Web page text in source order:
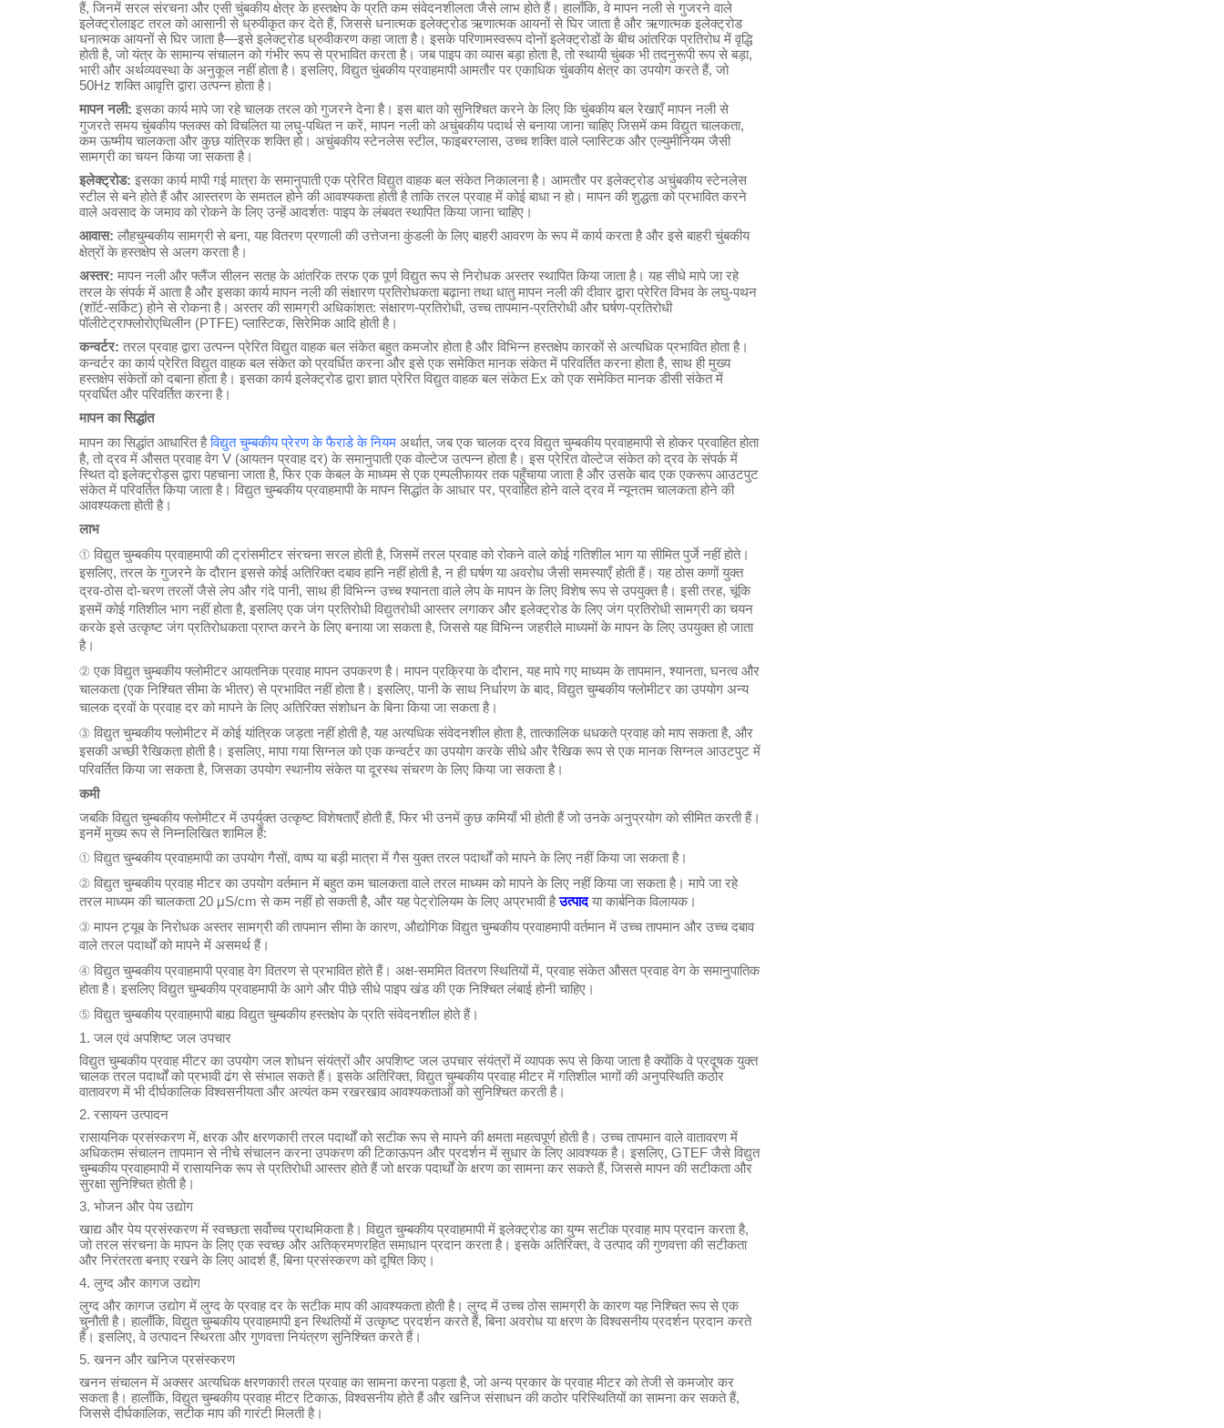
हैं, जिनमें सरल संरचना और एसी चुंबकीय क्षेत्र के हस्तक्षेप के प्रति कम संवेदनशीलता जैसे लाभ होते हैं। हालाँकि, वे मापन नली से गुजरने वाले
इलेक्ट्रोलाइट तरल को आसानी से ध्रुवीकृत कर देते हैं, जिससे धनात्मक इलेक्ट्रोड ऋणात्मक आयनों से घिर जाता है और ऋणात्मक इलेक्ट्रोड
धनात्मक आयनों से घिर जाता है—इसे इलेक्ट्रोड ध्रुवीकरण कहा जाता है। इसके परिणामस्वरूप दोनों इलेक्ट्रोडों के बीच आंतरिक प्रतिरोध में वृद्धि
होती है, जो यंत्र के सामान्य संचालन को गंभीर रूप से प्रभावित करता है। जब पाइप का व्यास बड़ा होता है, तो स्थायी चुंबक भी तदनुरूपी रूप से बड़ा,
भारी और अर्थव्यवस्था के अनुकूल नहीं होता है। इसलिए, विद्युत चुंबकीय प्रवाहमापी आमतौर पर एकाधिक चुंबकीय क्षेत्र का उपयोग करते हैं, जो
50Hz शक्ति आवृत्ति द्वारा उत्पन्न होता है।
मापन नली: इसका कार्य मापे जा रहे चालक तरल को गुजरने देना है। इस बात को सुनिश्चित करने के लिए कि चुंबकीय बल रेखाएँ मापन नली से
गुजरते समय चुंबकीय फ्लक्स को विचलित या लघु-पथित न करें, मापन नली को अचुंबकीय पदार्थ से बनाया जाना चाहिए जिसमें कम विद्युत चालकता,
कम ऊष्मीय चालकता और कुछ यांत्रिक शक्ति हो। अचुंबकीय स्टेनलेस स्टील, फाइबरग्लास, उच्च शक्ति वाले प्लास्टिक और एल्युमीनियम जैसी
सामग्री का चयन किया जा सकता है।
इलेक्ट्रोड: इसका कार्य मापी गई मात्रा के समानुपाती एक प्रेरित विद्युत वाहक बल संकेत निकालना है। आमतौर पर इलेक्ट्रोड अचुंबकीय स्टेनलेस
स्टील से बने होते हैं और आस्तरण के समतल होने की आवश्यकता होती है ताकि तरल प्रवाह में कोई बाधा न हो। मापन की शुद्धता को प्रभावित करने
वाले अवसाद के जमाव को रोकने के लिए उन्हें आदर्शतः पाइप के लंबवत स्थापित किया जाना चाहिए।
आवास: लौहचुम्बकीय सामग्री से बना, यह वितरण प्रणाली की उत्तेजना कुंडली के लिए बाहरी आवरण के रूप में कार्य करता है और इसे बाहरी चुंबकीय
क्षेत्रों के हस्तक्षेप से अलग करता है।
अस्तर: मापन नली और फ्लैंज सीलन सतह के आंतरिक तरफ एक पूर्ण विद्युत रूप से निरोधक अस्तर स्थापित किया जाता है। यह सीधे मापे जा रहे
तरल के संपर्क में आता है और इसका कार्य मापन नली की संक्षारण प्रतिरोधकता बढ़ाना तथा धातु मापन नली की दीवार द्वारा प्रेरित विभव के लघु-पथन
(शॉर्ट-सर्किट) होने से रोकना है। अस्तर की सामग्री अधिकांशत: संक्षारण-प्रतिरोधी, उच्च तापमान-प्रतिरोधी और घर्षण-प्रतिरोधी
पॉलीटेट्राफ्लोरोएथिलीन (PTFE) प्लास्टिक, सिरेमिक आदि होती है।
कन्वर्टर: तरल प्रवाह द्वारा उत्पन्न प्रेरित विद्युत वाहक बल संकेत बहुत कमजोर होता है और विभिन्न हस्तक्षेप कारकों से अत्यधिक प्रभावित होता है।
कन्वर्टर का कार्य प्रेरित विद्युत वाहक बल संकेत को प्रवर्धित करना और इसे एक समेकित मानक संकेत में परिवर्तित करना होता है, साथ ही मुख्य
हस्तक्षेप संकेतों को दबाना होता है। इसका कार्य इलेक्ट्रोड द्वारा ज्ञात प्रेरित विद्युत वाहक बल संकेत Ex को एक समेकित मानक डीसी संकेत में
प्रवर्धित और परिवर्तित करना है।
मापन का सिद्धांत
मापन का सिद्धांत आधारित हैविद्युत चुम्बकीय प्रेरण के फैराडे के नियम अर्थात, जब एक चालक द्रव विद्युत चुम्बकीय प्रवाहमापी से होकर प्रवाहित होता
है, तो द्रव में औसत प्रवाह वेग V (आयतन प्रवाह दर) के समानुपाती एक वोल्टेज उत्पन्न होता है। इस प्रेरित वोल्टेज संकेत को द्रव के संपर्क में
स्थित दो इलेक्ट्रोड्स द्वारा पहचाना जाता है, फिर एक केबल के माध्यम से एक एम्पलीफायर तक पहुँचाया जाता है और उसके बाद एक एकरूप आउटपुट
संकेत में परिवर्तित किया जाता है। विद्युत चुम्बकीय प्रवाहमापी के मापन सिद्धांत के आधार पर, प्रवाहित होने वाले द्रव में न्यूनतम चालकता होने की
आवश्यकता होती है।
लाभ
① विद्युत चुम्बकीय प्रवाहमापी की ट्रांसमीटर संरचना सरल होती है, जिसमें तरल प्रवाह को रोकने वाले कोई गतिशील भाग या सीमित पुर्जे नहीं होते।
इसलिए, तरल के गुजरने के दौरान इससे कोई अतिरिक्त दबाव हानि नहीं होती है, न ही घर्षण या अवरोध जैसी समस्याएँ होती हैं। यह ठोस कणों युक्त
द्रव-ठोस दो-चरण तरलों जैसे लेप और गंदे पानी, साथ ही विभिन्न उच्च श्यानता वाले लेप के मापन के लिए विशेष रूप से उपयुक्त है। इसी तरह, चूंकि
इसमें कोई गतिशील भाग नहीं होता है, इसलिए एक जंग प्रतिरोधी विद्युतरोधी आस्तर लगाकर और इलेक्ट्रोड के लिए जंग प्रतिरोधी सामग्री का चयन
करके इसे उत्कृष्ट जंग प्रतिरोधकता प्राप्त करने के लिए बनाया जा सकता है, जिससे यह विभिन्न जहरीले माध्यमों के मापन के लिए उपयुक्त हो जाता
है।
② एक विद्युत चुम्बकीय फ्लोमीटर आयतनिक प्रवाह मापन उपकरण है। मापन प्रक्रिया के दौरान, यह मापे गए माध्यम के तापमान, श्यानता, घनत्व और
चालकता (एक निश्चित सीमा के भीतर) से प्रभावित नहीं होता है। इसलिए, पानी के साथ निर्धारण के बाद, विद्युत चुम्बकीय फ्लोमीटर का उपयोग अन्य
चालक द्रवों के प्रवाह दर को मापने के लिए अतिरिक्त संशोधन के बिना किया जा सकता है।
③ विद्युत चुम्बकीय फ्लोमीटर में कोई यांत्रिक जड़ता नहीं होती है, यह अत्यधिक संवेदनशील होता है, तात्कालिक धधकते प्रवाह को माप सकता है, और
इसकी अच्छी रैखिकता होती है। इसलिए, मापा गया सिग्नल को एक कन्वर्टर का उपयोग करके सीधे और रैखिक रूप से एक मानक सिग्नल आउटपुट में
परिवर्तित किया जा सकता है, जिसका उपयोग स्थानीय संकेत या दूरस्थ संचरण के लिए किया जा सकता है।
कमी
जबकि विद्युत चुम्बकीय फ्लोमीटर में उपर्युक्त उत्कृष्ट विशेषताएँ होती हैं, फिर भी उनमें कुछ कमियाँ भी होती हैं जो उनके अनुप्रयोग को सीमित करती हैं।
इनमें मुख्य रूप से निम्नलिखित शामिल हैं:
① विद्युत चुम्बकीय प्रवाहमापी का उपयोग गैसों, वाष्प या बड़ी मात्रा में गैस युक्त तरल पदार्थों को मापने के लिए नहीं किया जा सकता है।
② विद्युत चुम्बकीय प्रवाह मीटर का उपयोग वर्तमान में बहुत कम चालकता वाले तरल माध्यम को मापने के लिए नहीं किया जा सकता है। मापे जा रहे
तरल माध्यम की चालकता 20 μS/cm से कम नहीं हो सकती है, और यह पेट्रोलियम के लिए अप्रभावी हैउत्पादया कार्बनिक विलायक।
③ मापन ट्यूब के निरोधक अस्तर सामग्री की तापमान सीमा के कारण, औद्योगिक विद्युत चुम्बकीय प्रवाहमापी वर्तमान में उच्च तापमान और उच्च दबाव
वाले तरल पदार्थों को मापने में असमर्थ हैं।
④ विद्युत चुम्बकीय प्रवाहमापी प्रवाह वेग वितरण से प्रभावित होते हैं। अक्ष-सममित वितरण स्थितियों में, प्रवाह संकेत औसत प्रवाह वेग के समानुपातिक
होता है। इसलिए विद्युत चुम्बकीय प्रवाहमापी के आगे और पीछे सीधे पाइप खंड की एक निश्चित लंबाई होनी चाहिए।
⑤ विद्युत चुम्बकीय प्रवाहमापी बाह्य विद्युत चुम्बकीय हस्तक्षेप के प्रति संवेदनशील होते हैं।
1. जल एवं अपशिष्ट जल उपचार
विद्युत चुम्बकीय प्रवाह मीटर का उपयोग जल शोधन संयंत्रों और अपशिष्ट जल उपचार संयंत्रों में व्यापक रूप से किया जाता है क्योंकि वे प्रदूषक युक्त
चालक तरल पदार्थों को प्रभावी ढंग से संभाल सकते हैं। इसके अतिरिक्त, विद्युत चुम्बकीय प्रवाह मीटर में गतिशील भागों की अनुपस्थिति कठोर
वातावरण में भी दीर्घकालिक विश्वसनीयता और अत्यंत कम रखरखाव आवश्यकताओं को सुनिश्चित करती है।
2. रसायन उत्पादन
रासायनिक प्रसंस्करण में, क्षरक और क्षरणकारी तरल पदार्थों को सटीक रूप से मापने की क्षमता महत्वपूर्ण होती है। उच्च तापमान वाले वातावरण में
अधिकतम संचालन तापमान से नीचे संचालन करना उपकरण की टिकाऊपन और प्रदर्शन में सुधार के लिए आवश्यक है। इसलिए, GTEF जैसे विद्युत
चुम्बकीय प्रवाहमापी में रासायनिक रूप से प्रतिरोधी आस्तर होते हैं जो क्षरक पदार्थों के क्षरण का सामना कर सकते हैं, जिससे मापन की सटीकता और
सुरक्षा सुनिश्चित होती है।
3. भोजन और पेय उद्योग
खाद्य और पेय प्रसंस्करण में स्वच्छता सर्वोच्च प्राथमिकता है। विद्युत चुम्बकीय प्रवाहमापी में इलेक्ट्रोड का युग्म सटीक प्रवाह माप प्रदान करता है,
जो तरल संरचना के मापन के लिए एक स्वच्छ और अतिक्रमणरहित समाधान प्रदान करता है। इसके अतिरिक्त, वे उत्पाद की गुणवत्ता की सटीकता
और निरंतरता बनाए रखने के लिए आदर्श हैं, बिना प्रसंस्करण को दूषित किए।
4. लुग्द और कागज उद्योग
लुग्द और कागज उद्योग में लुग्द के प्रवाह दर के सटीक माप की आवश्यकता होती है। लुग्द में उच्च ठोस सामग्री के कारण यह निश्चित रूप से एक
चुनौती है। हालाँकि, विद्युत चुम्बकीय प्रवाहमापी इन स्थितियों में उत्कृष्ट प्रदर्शन करते हैं, बिना अवरोध या क्षरण के विश्वसनीय प्रदर्शन प्रदान करते
हैं। इसलिए, वे उत्पादन स्थिरता और गुणवत्ता नियंत्रण सुनिश्चित करते हैं।
5. खनन और खनिज प्रसंस्करण
खनन संचालन में अक्सर अत्यधिक क्षरणकारी तरल प्रवाह का सामना करना पड़ता है, जो अन्य प्रकार के प्रवाह मीटर को तेजी से कमजोर कर
सकता है। हालाँकि, विद्युत चुम्बकीय प्रवाह मीटर टिकाऊ, विश्वसनीय होते हैं और खनिज संसाधन की कठोर परिस्थितियों का सामना कर सकते हैं,
जिससे दीर्घकालिक, सटीक माप की गारंटी मिलती है।